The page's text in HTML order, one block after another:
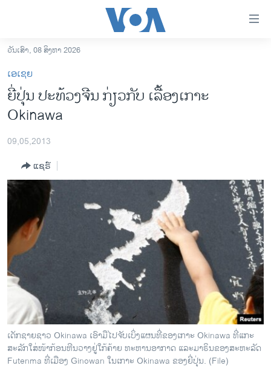
ເຂົ້າ
ຫາ
ຂ້າມ
ຂ້າມ
ຂ້າມ
ຫາ
ລາວ
ອາເມຣິກາ
ຂ່າວ​ຈີນ
ໂລກ
ເອເຊຍ
ອິດສະຫຼະພາບດ້ານການຂ່າວ
ຊີວິດຊາວລາວ
ຊຸມຊົນຊາວລາວ
ວິທະຍາສາດ-ເທັກໂນໂລຈີ
ທຸລະກິດ
ພາສາອັງກິດ
ວີດີໂອ
ສຽງ
ວັນເສົາ, 08 ສິງຫາ 2026
ເອເຊຍ
ຍີ່ປຸ່ນ ປະທ້ວງຈີນ ກ່ຽວກັບ ເລື້ອງເກາະ
Okinawa
09,05,2013
ແຊຣ໌
ເດັກຊາຍຊາວ Okinawa ເອົາມືໄປຈັບເບິ່ງແຜນທີ່ຂອງເກາະ Okinawa ທີ່ແກະ
ສະລັກໃສ່ໜ້າກ້ອນຫີນວາງຢູ່ໃກ້ຄ້າຍ ທະຫານອາກາດ ແລະມາຣິນຂອງສະຫະລັດ
Futenma ທີ່ເມືອງ Ginowan ໃນເກາະ Okinawa ຂອງຍີ່ປຸ່ນ. (File)